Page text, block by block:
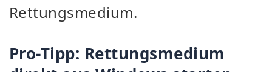
Rettungsmedium.
Pro-Tipp: Rettungsmedium